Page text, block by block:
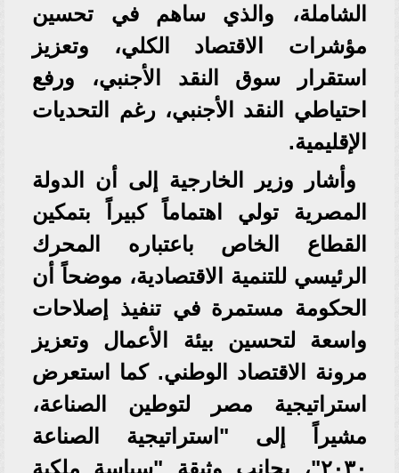
الشاملة، والذي ساهم في تحسين
مؤشرات الاقتصاد الكلي، وتعزيز
استقرار سوق النقد الأجنبي، ورفع
احتياطي النقد الأجنبي، رغم التحديات
الإقليمية.
وأشار وزير الخارجية إلى أن الدولة
المصرية تولي اهتماماً كبيراً بتمكين
القطاع الخاص باعتباره المحرك
الرئيسي للتنمية الاقتصادية، موضحاً أن
الحكومة مستمرة في تنفيذ إصلاحات
واسعة لتحسين بيئة الأعمال وتعزيز
مرونة الاقتصاد الوطني. كما استعرض
استراتيجية مصر لتوطين الصناعة،
مشيراً إلى "استراتيجية الصناعة
٢٠٣٠"، بجانب وثيقة "سياسة ملكية